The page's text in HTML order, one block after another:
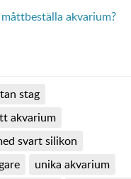
akvarium?
stag
akvarium
svart silikon
unika akvarium